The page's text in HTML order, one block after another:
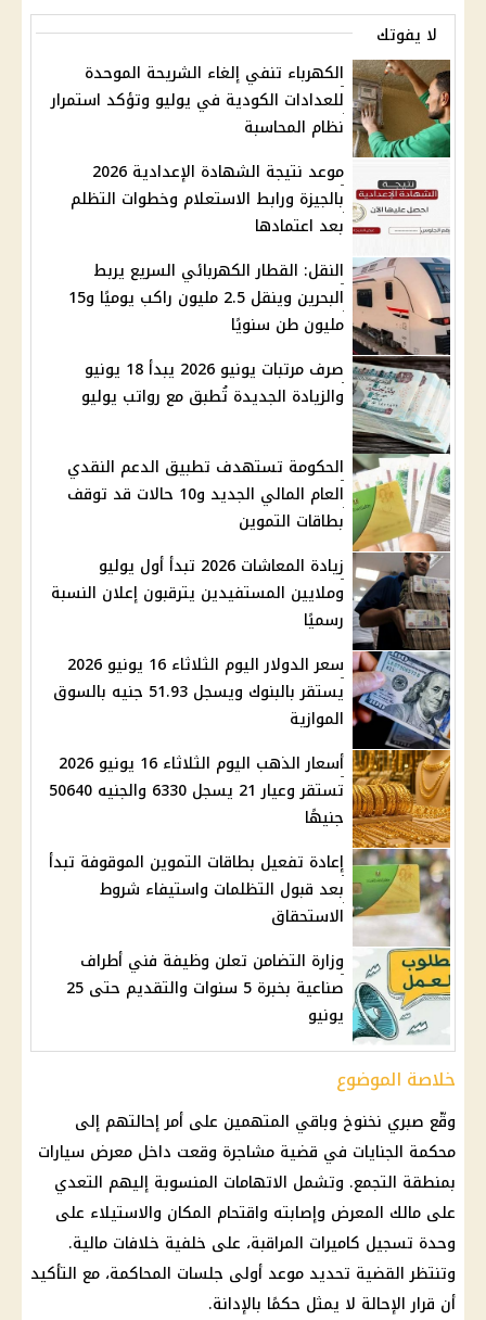
لا يفوتك
الكهرباء تنفي إلغاء الشريحة الموحدة
للعدادات الكودية في يوليو وتؤكد استمرار
نظام المحاسبة
موعد نتيجة الشهادة الإعدادية 2026
بالجيزة ورابط الاستعلام وخطوات التظلم
بعد اعتمادها
النقل: القطار الكهربائي السريع يربط
البحرين وينقل 2.5 مليون راكب يوميًا و15
مليون طن سنويًا
صرف مرتبات يونيو 2026 يبدأ 18 يونيو
والزيادة الجديدة تُطبق مع رواتب يوليو
الحكومة تستهدف تطبيق الدعم النقدي
العام المالي الجديد و10 حالات قد توقف
بطاقات التموين
زيادة المعاشات 2026 تبدأ أول يوليو
وملايين المستفيدين يترقبون إعلان النسبة
رسميًا
سعر الدولار اليوم الثلاثاء 16 يونيو 2026
يستقر بالبنوك ويسجل 51.93 جنيه بالسوق
الموازية
أسعار الذهب اليوم الثلاثاء 16 يونيو 2026
تستقر وعيار 21 يسجل 6330 والجنيه 50640
جنيهًا
إعادة تفعيل بطاقات التموين الموقوفة تبدأ
بعد قبول التظلمات واستيفاء شروط
الاستحقاق
وزارة التضامن تعلن وظيفة فني أطراف
صناعية بخبرة 5 سنوات والتقديم حتى 25
يونيو
خلاصة الموضوع
وقّع صبري نخنوخ وباقي المتهمين على أمر إحالتهم إلى
محكمة الجنايات في قضية مشاجرة وقعت داخل معرض سيارات
بمنطقة التجمع. وتشمل الاتهامات المنسوبة إليهم التعدي
على مالك المعرض وإصابته واقتحام المكان والاستيلاء على
وحدة تسجيل كاميرات المراقبة، على خلفية خلافات مالية.
وتنتظر القضية تحديد موعد أولى جلسات المحاكمة، مع التأكيد
أن قرار الإحالة لا يمثل حكمًا بالإدانة.